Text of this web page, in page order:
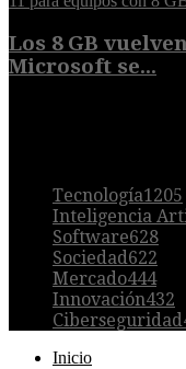
Los 8 GB
Microsoft se...
Tecnología1205
Inteligencia
Software628
Sociedad622
Mercado444
Innovación432
Ciberseguridad
Inicio